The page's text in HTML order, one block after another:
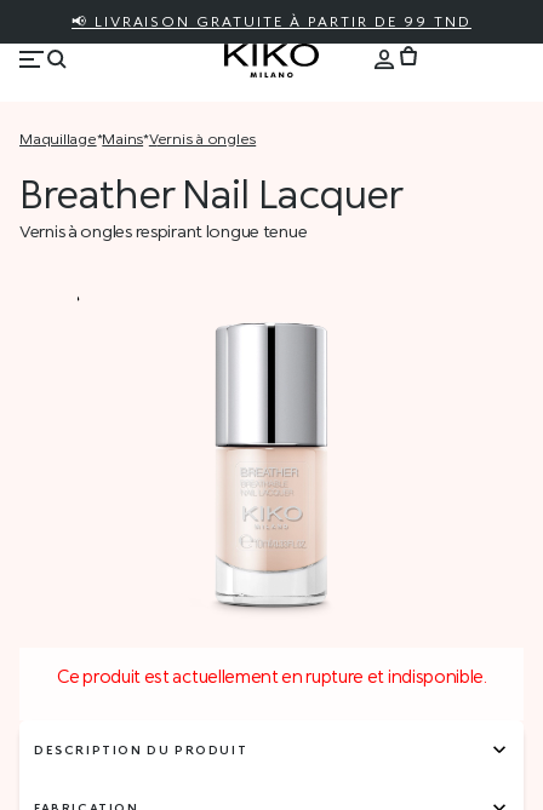
📢 LIVRAISON GRATUITE À PARTIR DE 99 TND
maquillage* mains* vernis à ongles
Breather Nail Lacquer
Vernis à ongles respirant longue tenue
Ce produit est actuellement en rupture et indisponible.
DESCRIPTION DU PRODUIT
FABRICATION